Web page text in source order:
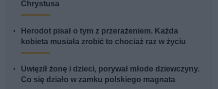
Chrystusa
Herodot pisał o tym z przerażeniem. Każda
kobieta musiała zrobić to chociaż raz w życiu
Uwięził żonę i dzieci, porywał młode dziewczyny.
Co się działo w zamku polskiego magnata